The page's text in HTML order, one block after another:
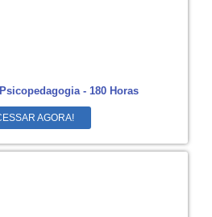
- 180 Horas
AGORA!